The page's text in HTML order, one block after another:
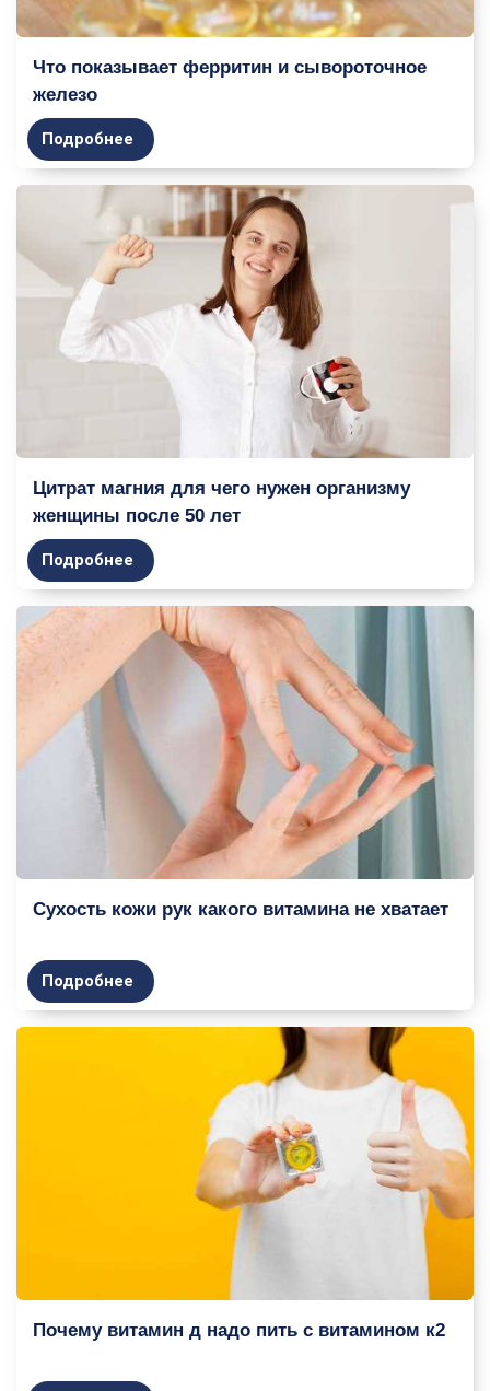
Что показывает ферритин и сывороточное
железо
Подробнее
Цитрат магния для чего нужен организму
женщины после 50 лет
Подробнее
Сухость кожи рук какого витамина не хватает
Подробнее
Почему витамин д надо пить с витамином к2